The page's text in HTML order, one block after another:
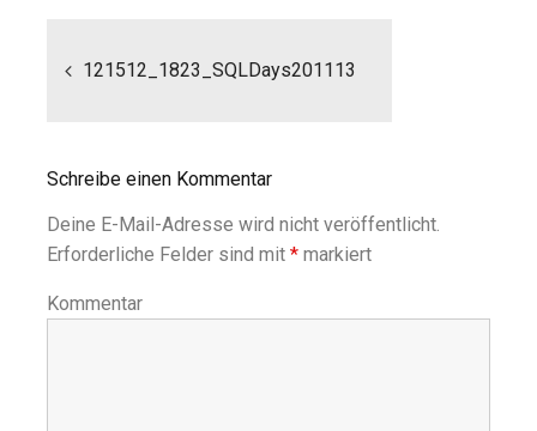
121512_1823_SQLDays201113
Schreibe einen Kommentar
Deine E-Mail-Adresse wird nicht veröffentlicht.
Erforderliche Felder sind mit * markiert
Kommentar